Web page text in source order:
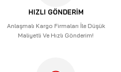
HIZLI GÖNDERİM
Anlaşmalı Kargo Firmaları İle Düşük
Maliyetli Ve Hızlı Gönderim!